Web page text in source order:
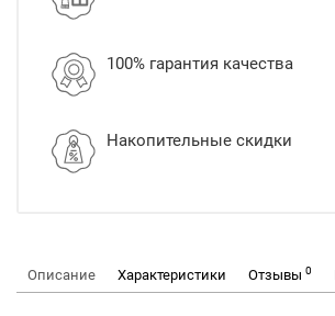
100% гарантия качества
Накопительные скидки
Описание Характеристики Отзывы 0